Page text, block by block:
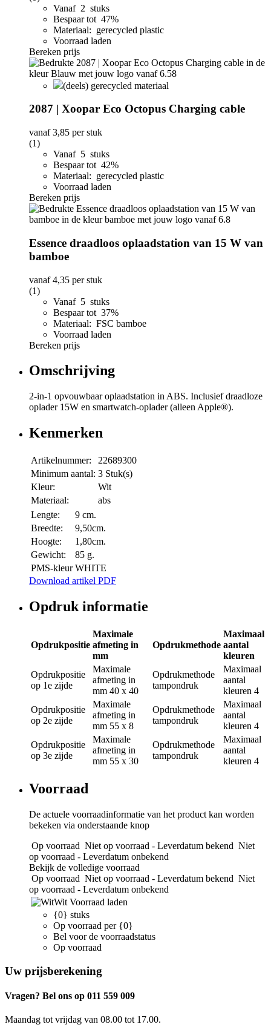
Vanaf 2 stuks
Bespaar tot 47%
Materiaal: gerecycled plastic
Voorraad laden
Bereken prijs
(deels) gerecycled materiaal
2087 | Xoopar Eco Octopus Charging cable
vanaf3,85 per stuk
(1)
Vanaf 5 stuks
Bespaar tot 42%
Materiaal: gerecycled plastic
Voorraad laden
Bereken prijs
Essence draadloos oplaadstation van 15 W van
bamboe
vanaf4,35 per stuk
(1)
Vanaf 5 stuks
Bespaar tot 37%
Materiaal: FSC bamboe
Voorraad laden
Bereken prijs
Omschrijving
2-in-1 opvouwbaar oplaadstation in ABS. Inclusief draadloze
oplader 15W en smartwatch-oplader (alleen Apple®).
Kenmerken
Artikelnummer:
22689300
Minimum aantal: 3 Stuk(s)
Kleur:
Wit
Materiaal:
abs
Lengte:
9 cm.
Breedte:
9,50cm.
Hoogte:
1,80cm.
Gewicht:
85 g.
PMS-kleur WHITE
Download artikel PDF
Opdruk informatie
Opdrukpositie
Maximale
afmeting in
mm
Opdrukmethode
Maximaal
aantal
kleuren
Opdrukpositie
op 1e zijde
Maximale
afmeting in
mm 40 x 40
Opdrukmethode
tampondruk
Maximaal
aantal
kleuren 4
Opdrukpositie
op 2e zijde
Maximale
afmeting in
mm 55 x 8
Opdrukmethode
tampondruk
Maximaal
aantal
kleuren 4
Opdrukpositie
op 3e zijde
Maximale
afmeting in
mm 55 x 30
Opdrukmethode
tampondruk
Maximaal
aantal
kleuren 4
Voorraad
De actuele voorraadinformatie van het product kan worden
bekeken via onderstaande knop
Op voorraad Niet op voorraad - Leverdatum bekend Niet
op voorraad - Leverdatum onbekend
Bekijk de volledige voorraad
Op voorraad Niet op voorraad - Leverdatum bekend Niet
op voorraad - Leverdatum onbekend
Wit Voorraad laden
{0} stuks
Op voorraad per {0}
Bel voor de voorraadstatus
Op voorraad
Uw prijsberekening
Vragen? Bel ons op 011 559 009
Maandag tot vrijdag van 08.00 tot 17.00.